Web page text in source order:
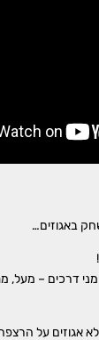
באגוזים…
דרכים – מעל,
אגוזים על